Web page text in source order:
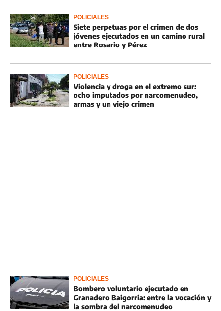
POLICIALES
Siete perpetuas por el crimen de dos
jóvenes ejecutados en un camino rural
entre Rosario y Pérez
POLICIALES
Violencia y droga en el extremo sur:
ocho imputados por narcomenudeo,
armas y un viejo crimen
POLICIALES
Bombero voluntario ejecutado en
Granadero Baigorria: entre la vocación y
la sombra del narcomenudeo